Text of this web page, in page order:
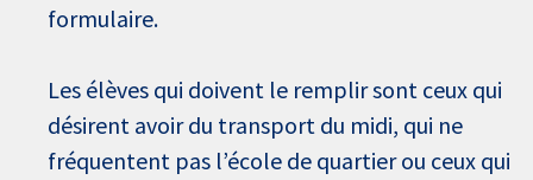
formulaire.
Les élèves qui doivent le remplir sont ceux qui
désirent avoir du transport du midi, qui ne
fréquentent pas l’école de quartier ou ceux qui